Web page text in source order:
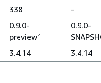
338 -
0.9.0-
preview1
0.9.0-
3.4.14 3.4.14